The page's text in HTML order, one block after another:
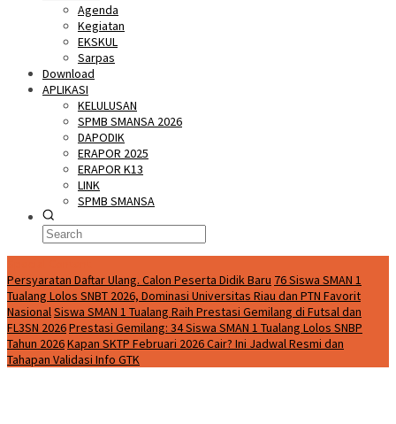
Agenda
Kegiatan
EKSKUL
Sarpas
Download
APLIKASI
KELULUSAN
SPMB SMANSA 2026
DAPODIK
ERAPOR 2025
ERAPOR K13
LINK
SPMB SMANSA
Persyaratan Daftar Ulang. Calon Peserta Didik Baru 76 Siswa SMAN 1
Tualang Lolos SNBT 2026, Dominasi Universitas Riau dan PTN Favorit
NasionalSiswa SMAN 1 Tualang Raih Prestasi Gemilang di Futsal dan
FL3SN 2026Prestasi Gemilang: 34 Siswa SMAN 1 Tualang Lolos SNBP
Tahun 2026Kapan SKTP Februari 2026 Cair? Ini Jadwal Resmi dan
Tahapan Validasi Info GTK